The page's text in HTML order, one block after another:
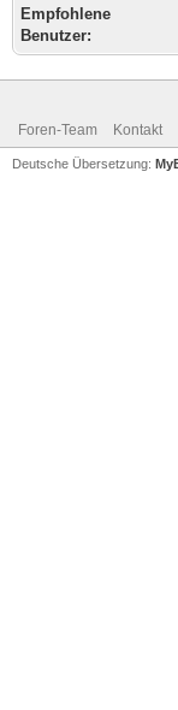
Empfohlene
Benutzer:
Foren-Team Kontakt
Deutsche Übersetzung: